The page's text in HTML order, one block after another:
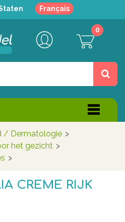
Français
0
/ Dermatologie >
het gezicht >
>
CREME RIJK